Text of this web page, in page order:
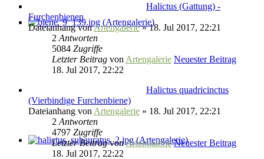
Halictus (Gattung) -
Furchenbienen
DateianhangvonArtengalerie» 18. Jul 2017, 22:21
2 Antworten
5084 Zugriffe
Letzter Beitrag von Artengalerie Neuester Beitrag
18. Jul 2017, 22:22
Halictus quadricinctus
(Vierbindige Furchenbiene)
Dateianhang von Artengalerie » 18. Jul 2017, 22:21
2 Antworten
4797 Zugriffe
Letzter BeitragvonArtengalerie Neuester Beitrag
18. Jul 2017, 22:22